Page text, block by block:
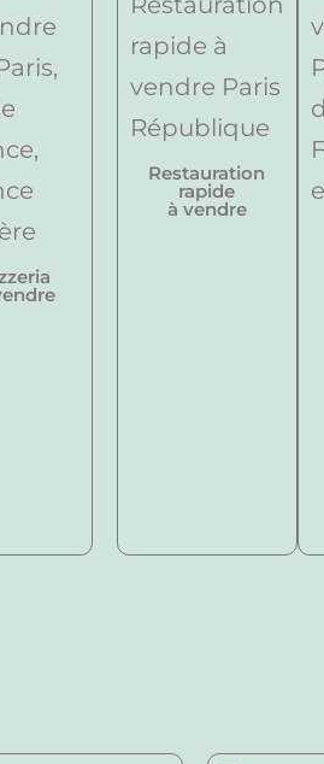
Restauration
rapide
à vendre